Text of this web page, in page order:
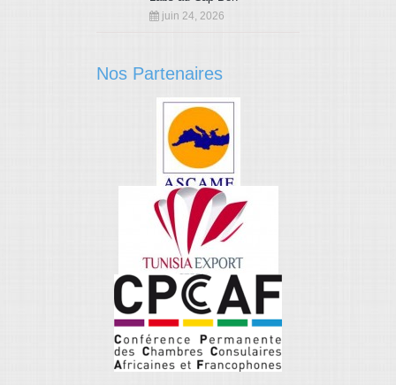
juin 24, 2026
Nos Partenaires